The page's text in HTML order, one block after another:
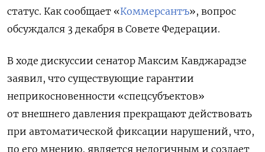
статус. Как сообщает «Коммерсантъ», вопрос
обсуждался 3 декабря в Совете Федерации.
В ходе дискуссии сенатор Максим Кавджарадзе
заявил, что существующие гарантии
неприкосновенности «спецсубъектов»
от внешнего давления прекращают действовать
при автоматической фиксации нарушений, что,
по его мнению, является нелогичным и создает